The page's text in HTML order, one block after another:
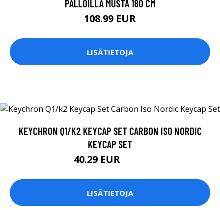
PALLOILLA MUSTA 180 CM
108.99 EUR
LISÄTIETOJA
KEYCHRON Q1/K2 KEYCAP SET CARBON ISO NORDIC
KEYCAP SET
40.29 EUR
LISÄTIETOJA